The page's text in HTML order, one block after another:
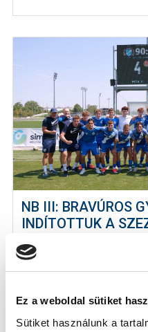
Ez a weboldal sütiket
Sütiket használunk a
NB III: BRAVÚROS
INDÍTOTTUK A
NB III-as csapatunk a
legyőzésével kezdte az